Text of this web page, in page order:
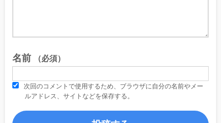
名前 （必須）
次回のコメントで使用するため、ブラウザに自分の名前やメー
ルアドレス、サイトなどを保存する。